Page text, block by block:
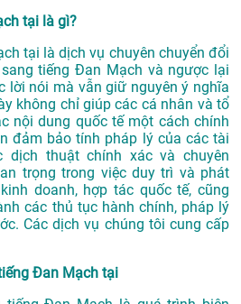
tại là gì?
tại là dịch vụ chuyên chuyển đổi
tiếng Đan Mạch và ngược lại
lời nói mà vẫn giữ nguyên ý nghĩa
không chỉ giúp các cá nhân và tổ
nội dung quốc tế một cách chính
đảm bảo tính pháp lý của các tài
dịch thuật chính xác và chuyên
trọng trong việc duy trì và phát
doanh, hợp tác quốc tế, cũng
các thủ tục hành chính, pháp lý
Các dịch vụ chúng tôi cung cấp
Đan Mạch tại